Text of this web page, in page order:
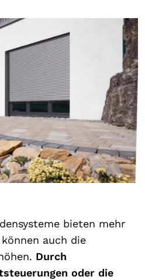
bieten mehr
auch die
Durch
oder die